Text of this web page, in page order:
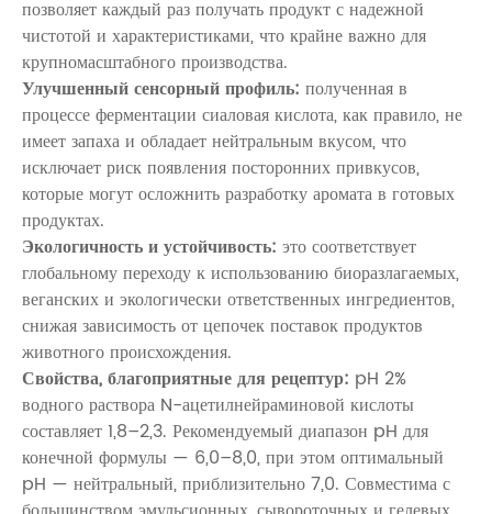
позволяет каждый раз получать продукт с надежной
чистотой и характеристиками, что крайне важно для
крупномасштабного производства.
Улучшенный сенсорный профиль: полученная в
процессе ферментации сиаловая кислота, как правило, не
имеет запаха и обладает нейтральным вкусом, что
исключает риск появления посторонних привкусов,
которые могут осложнить разработку аромата в готовых
продуктах.
Экологичность и устойчивость: это соответствует
глобальному переходу к использованию биоразлагаемых,
веганских и экологически ответственных ингредиентов,
снижая зависимость от цепочек поставок продуктов
животного происхождения.
Свойства, благоприятные для рецептур: pH 2%
водного раствора N-ацетилнейраминовой кислоты
составляет 1,8–2,3. Рекомендуемый диапазон pH для
конечной формулы — 6,0–8,0, при этом оптимальный
pH — нейтральный, приблизительно 7,0. Совместима с